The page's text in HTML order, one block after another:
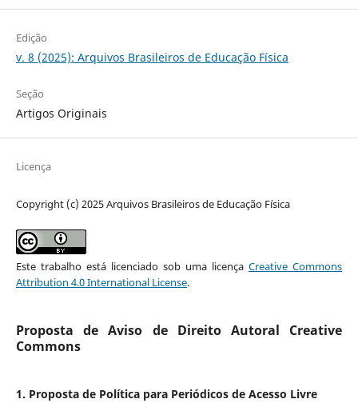
Edição
v. 8 (2025): Arquivos Brasileiros de Educação Física
Seção
Artigos Originais
Licença
Copyright (c) 2025 Arquivos Brasileiros de Educação Física
Este trabalho está licenciado sob uma licençaCreative Commons
Attribution 4.0 International License.
Proposta de Aviso de Direito Autoral Creative
Commons
1. Proposta de Política para Periódicos de Acesso Livre